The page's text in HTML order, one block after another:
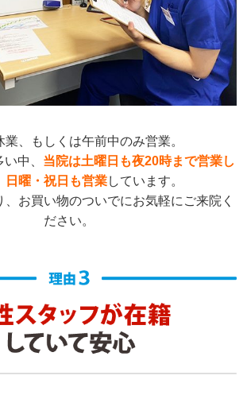
業、もしくは午前中のみ営業。
中、 当院は土曜日も夜20時まで営業し
日曜・祝日も営業しています。
、お買い物のついでにお気軽にご来院く
ださい。